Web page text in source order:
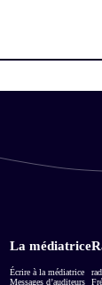
La médiatrice
Écrire à la médiatrice
Messages d’auditeurs